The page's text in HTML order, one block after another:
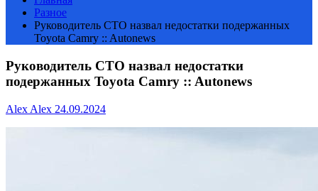
Разное
Руководитель СТО назвал недостатки подержанных
Toyota Camry :: Autonews
Руководитель СТО назвал недостатки
подержанных Toyota Camry :: Autonews
Alex Alex 24.09.2024